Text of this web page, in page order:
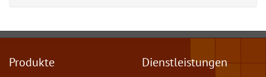
Produkte Dienstleistungen